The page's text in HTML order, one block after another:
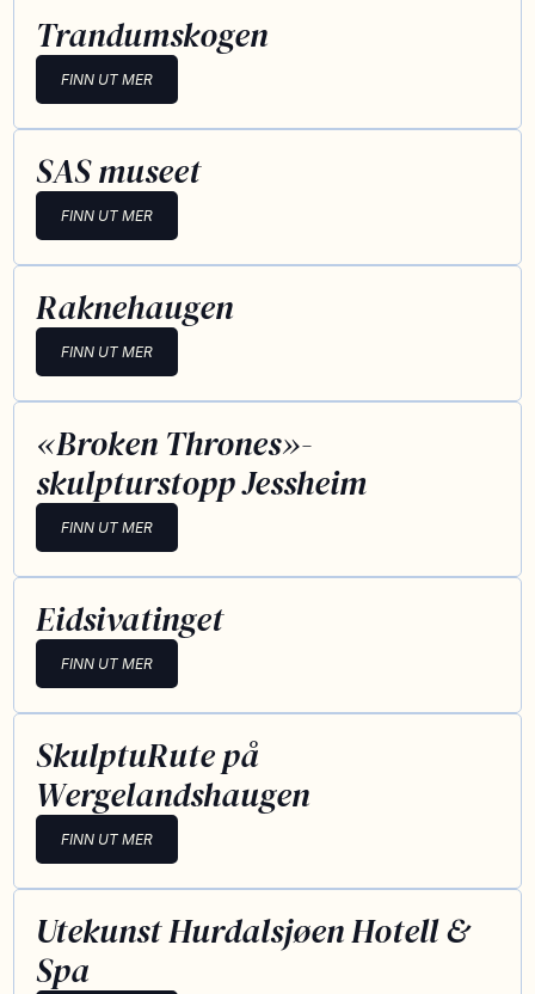
Trandumskogen
FINN UT MER
SAS museet
FINN UT MER
Raknehaugen
FINN UT MER
«Broken Thrones»-
skulpturstopp Jessheim
FINN UT MER
Eidsivatinget
FINN UT MER
SkulptuRute på
Wergelandshaugen
FINN UT MER
Utekunst Hurdalsjøen Hotell &
Spa